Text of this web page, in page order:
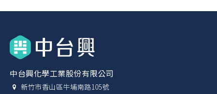
中台興化學工業股份有限公司
新竹市香山區牛埔南路105號